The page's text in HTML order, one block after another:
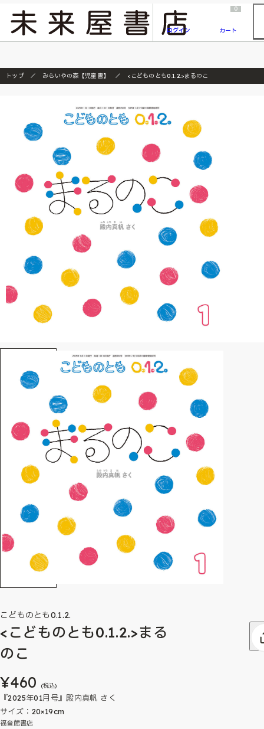
『ONE PIECE magazine 021 ONE PIECEカード付き同梱版』発売延期のご案内
ログイン
0
カート
トップ みらいやの森【児童書】 <こどものとも0.1.2.>まるのこ
こどものとも0.1.2.
<こどものとも0.1.2.>まる
のこ
¥460 (税込)
『2025年01月号』殿内真帆 さく
サイズ：20×19cm
福音館書店